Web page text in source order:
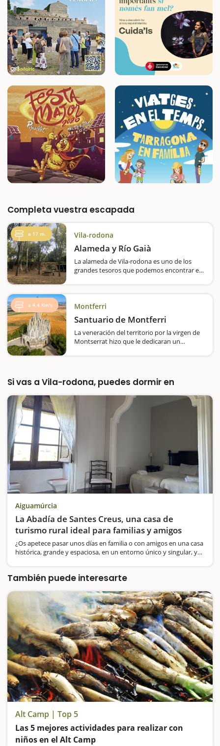
Completa vuestra escapada
a 17 m. Vila-rodona
Alameda y Río Gaià
La alameda de Vila-rodona es uno de los
grandes tesoros que podemos encontrar en
reúne todos los requisistos para pasar un
buen rato. Los más pequeños…
a 4,4 Km's Montferri
Santuario de Montferri
La veneración del territorio por la virgen de
Montserrat hizo que le dedicaran un
encontraréis el curioso e interesante
santuario…
Si vas a Vila-rodona, puedes dormir en
Aiguamúrcia
La Abadía de Santes Creus, una casa de
turismo rural ideal para familias y amigos
¿Os apetece pasar unos días en familia o con amigos en una casa
histórica, grande y espaciosa, en un entorno único y singular, y
También puede interesarte
Alt Camp | Top 5
Las 5 mejores actividades para realizar con
niños en el Alt Camp